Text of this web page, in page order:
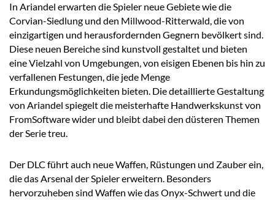
In Ariandel erwarten die Spieler neue Gebiete wie die
Corvian-Siedlung und den Millwood-Ritterwald, die von
einzigartigen und herausfordernden Gegnern bevölkert sind.
Diese neuen Bereiche sind kunstvoll gestaltet und bieten
eine Vielzahl von Umgebungen, von eisigen Ebenen bis hin zu
verfallenen Festungen, die jede Menge
Erkundungsmöglichkeiten bieten. Die detaillierte Gestaltung
von Ariandel spiegelt die meisterhafte Handwerkskunst von
FromSoftware wider und bleibt dabei den düsteren Themen
der Serie treu.
Der DLC führt auch neue Waffen, Rüstungen und Zauber ein,
die das Arsenal der Spieler erweitern. Besonders
hervorzuheben sind Waffen wie das Onyx-Schwert und die